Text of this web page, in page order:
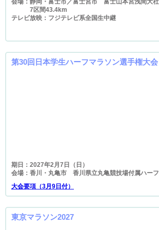
会場：静岡・富士市／富士宮市 富士山本宮浅間大
7区間43.4km
テレビ放映：フジテレビ系全国生中継
第30回日本学生ハーフマラソン選手権大会
期日：2027年2月7日（日）
会場：香川・丸亀市 香川県立丸亀競技場付属ハー
大会要項（3月9日付）
東京マラソン2027